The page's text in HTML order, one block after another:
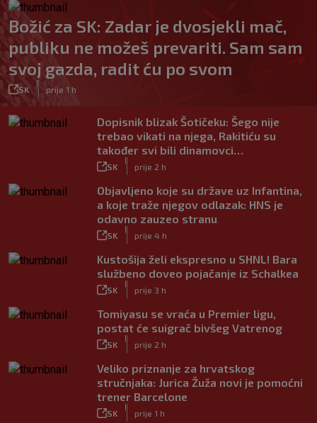
Božić za SK: Zadar je dvosjekli mač,
publiku ne možeš prevariti. Sam sam
svoj gazda, radit ću po svom
SK prije 1 h
Dopisnik blizak Šotičeku: Šego nije
trebao vikati na njega, Rakitiću su
također svi bili dinamovci…
SK prije 2 h
Objavljeno koje su države uz Infantina,
a koje traže njegov odlazak: HNS je
odavno zauzeo stranu
SK prije 4 h
Kustošija želi ekspresno u SHNL! Bara
službeno doveo pojačanje iz Schalkea
SK prije 3 h
Tomiyasu se vraća u Premier ligu,
postat će suigrač bivšeg Vatrenog
SK prije 2 h
Veliko priznanje za hrvatskog
stručnjaka: Jurica Žuža novi je pomoćni
trener Barcelone
SK prije 1 h